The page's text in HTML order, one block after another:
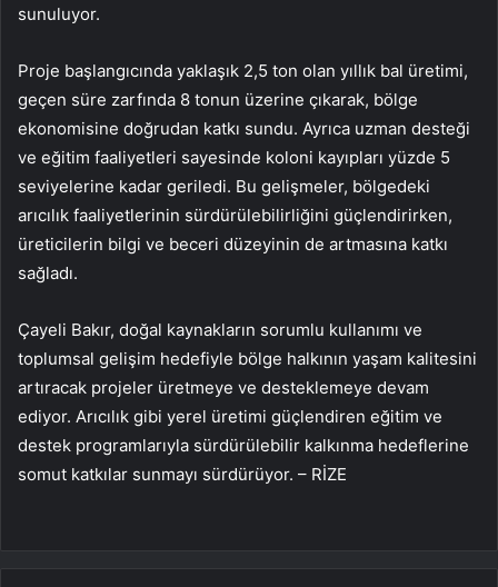
sunuluyor.
Proje başlangıcında yaklaşık 2,5 ton olan yıllık bal üretimi,
geçen süre zarfında 8 tonun üzerine çıkarak, bölge
ekonomisine doğrudan katkı sundu. Ayrıca uzman desteği
ve eğitim faaliyetleri sayesinde koloni kayıpları yüzde 5
seviyelerine kadar geriledi. Bu gelişmeler, bölgedeki
arıcılık faaliyetlerinin sürdürülebilirliğini güçlendirirken,
üreticilerin bilgi ve beceri düzeyinin de artmasına katkı
sağladı.
Çayeli Bakır, doğal kaynakların sorumlu kullanımı ve
toplumsal gelişim hedefiyle bölge halkının yaşam kalitesini
artıracak projeler üretmeye ve desteklemeye devam
ediyor. Arıcılık gibi yerel üretimi güçlendiren eğitim ve
destek programlarıyla sürdürülebilir kalkınma hedeflerine
somut katkılar sunmayı sürdürüyor. – RİZE